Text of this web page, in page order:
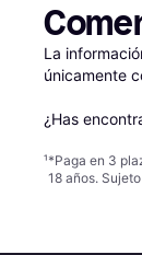
La
únicamente
¿Has
¹*Paga en 3
18 años.